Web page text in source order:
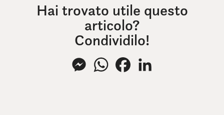
Hai trovato utile questo
articolo?
Condividilo!
MessengerWhatsAppFacebook